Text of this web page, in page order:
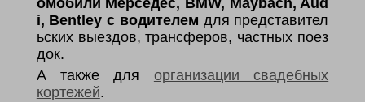
омобили Мерседес, BMW, Maybach, Aud
i, Bentley с водителем для представител
ьских выездов, трансферов, частных поез
док.
А также для организации свадебных
кортежей.